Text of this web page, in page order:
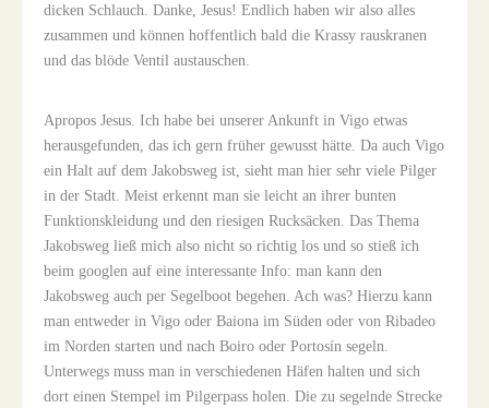
dicken Schlauch. Danke, Jesus! Endlich haben wir also alles
zusammen und können hoffentlich bald die Krassy rauskranen
und das blöde Ventil austauschen.
Apropos Jesus. Ich habe bei unserer Ankunft in Vigo etwas
herausgefunden, das ich gern früher gewusst hätte. Da auch Vigo
ein Halt auf dem Jakobsweg ist, sieht man hier sehr viele Pilger
in der Stadt. Meist erkennt man sie leicht an ihrer bunten
Funktionskleidung und den riesigen Rucksäcken. Das Thema
Jakobsweg ließ mich also nicht so richtig los und so stieß ich
beim googlen auf eine interessante Info: man kann den
Jakobsweg auch per Segelboot begehen. Ach was? Hierzu kann
man entweder in Vigo oder Baiona im Süden oder von Ribadeo
im Norden starten und nach Boiro oder Portosín segeln.
Unterwegs muss man in verschiedenen Häfen halten und sich
dort einen Stempel im Pilgerpass holen. Die zu segelnde Strecke